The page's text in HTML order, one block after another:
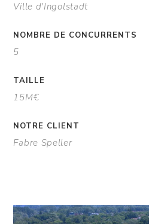
Ville d'Ingolstadt
NOMBRE DE CONCURRENTS
5
TAILLE
15M€
NOTRE CLIENT
Fabre Speller